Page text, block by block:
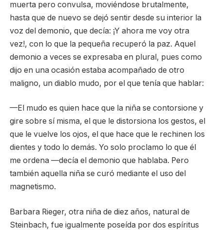
muerta pero convulsa, moviéndose brutalmente,
hasta que de nuevo se dejó sentir desde su interior la
voz del demonio, que decía: ¡Y ahora me voy otra
vez!, con lo que la pequeña recuperó la paz. Aquel
demonio a veces se expresaba en plural, pues como
dijo en una ocasión estaba acompañado de otro
maligno, un diablo mudo, por el que tenía que hablar:
—El mudo es quien hace que la niña se contorsione y
gire sobre sí misma, el que le distorsiona los gestos, el
que le vuelve los ojos, el que hace que le rechinen los
dientes y todo lo demás. Yo solo proclamo lo que él
me ordena —decía el demonio que hablaba. Pero
también aquella niña se curó mediante el uso del
magnetismo.
Barbara Rieger, otra niña de diez años, natural de
Steinbach, fue igualmente poseída por dos espíritus